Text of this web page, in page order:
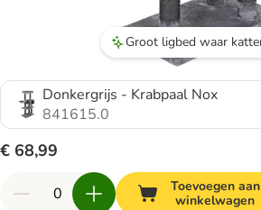
Donkergrijs - Krabpaal Nox
841615.0
€ 68,99
Toevoegen aan
winkelwagen